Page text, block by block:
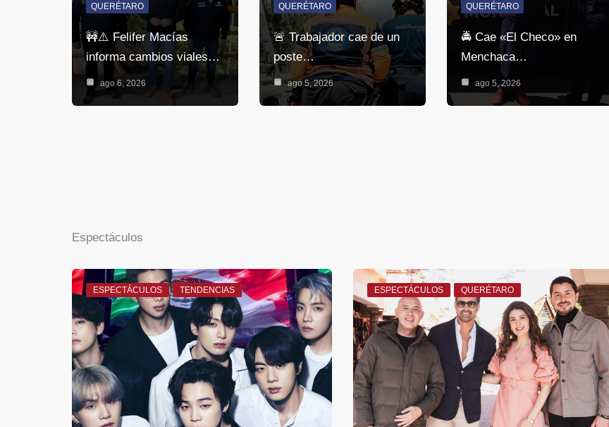
QUERÉTARO
🚧⚠️ Felifer Macías
informa cambios viales…
ago 6, 2026
QUERÉTARO
🚨 Trabajador cae de un
poste…
ago 5, 2026
QUERÉTARO
🚔 Cae «El Checo» en
Menchaca…
ago 5, 2026
Espectáculos
ESPECTÁCULOS TENDENCIAS ESPECTÁCULOS QUERÉTARO